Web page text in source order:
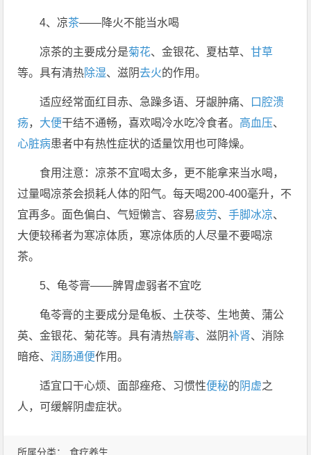
所属分类： 食疗养生
4、凉茶——降火不能当水喝
凉茶的主要成分是菊花、金银花、夏枯草、甘草
等。具有清热除湿、滋阴去火的作用。
适应经常面红目赤、急躁多语、牙龈肿痛、
口腔溃
疡， 大便干结不通畅，喜欢喝冷水吃冷食者。 高血压、
心脏病患者中有热性症状的适量饮用也可降燥。
食用注意：凉茶不宜喝太多，更不能拿来当水喝，
过量喝凉茶会损耗人体的阳气。每天喝200-400毫升，不
宜再多。面色偏白、气短懒言、容易疲劳、手脚冰凉、
大便较稀者为寒凉体质，寒凉体质的人尽量不要喝凉
茶。
5、龟苓膏——脾胃虚弱者不宜吃
龟苓膏的主要成分是龟板、土茯苓、生地黄、蒲公
英、金银花、菊花等。具有清热解毒、滋阴补肾、消除
暗疮、润肠通便作用。
适宜口干心烦、面部痤疮、习惯性便秘的 阴虚之
人，可缓解阴虚症状。